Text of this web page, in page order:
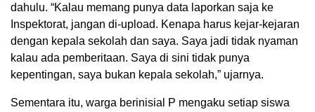
dahulu. “Kalau memang punya data laporkan saja ke
Inspektorat, jangan di-upload. Kenapa harus kejar-kejaran
dengan kepala sekolah dan saya. Saya jadi tidak nyaman
kalau ada pemberitaan. Saya di sini tidak punya
kepentingan, saya bukan kepala sekolah,” ujarnya.
Sementara itu, warga berinisial P mengaku setiap siswa